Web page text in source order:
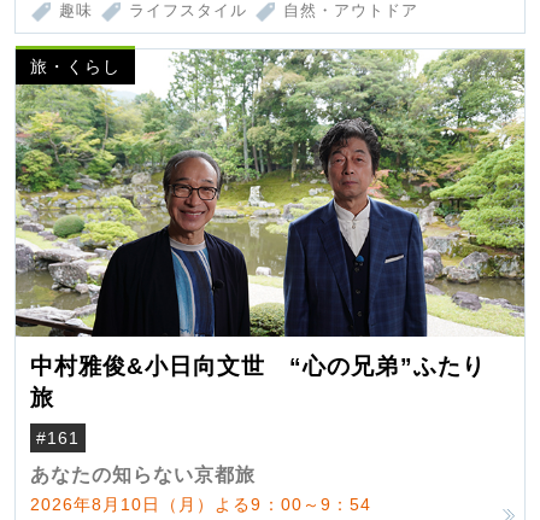
趣味 ライフスタイル 自然・アウトドア
旅・くらし
中村雅俊&小日向文世 “心の兄弟”ふたり
旅
#161
あなたの知らない京都旅
2026年8月10日（月）よる9：00～9：54